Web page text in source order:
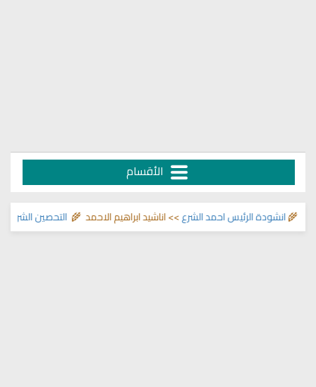
الأقسام
التحصين الشرعي انشودة الرئيس احمد الشرع>> اناشيد ابراهيم الاحمد 🌾